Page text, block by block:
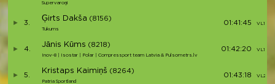
Supervaroņi
3.
Ģirts Dakša (8156)
Tukums
01:41:45 VL1 (3)
4.
Jānis Kūms (8218)
Inov-8 | Isostar | Polar | Compressport team Latvia & Pulsometrs.lv
01:42:20 VL1 (4)
5.
Kristaps Kaimiņš (8264)
Patria Sportland
01:43:18 VL2 (1)